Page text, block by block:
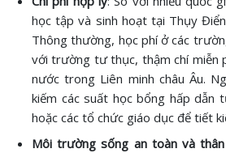
học tập và sinh hoạt tại Thụy
Thông thường, học phí ở các
với trường tư thục, thậm chí miễn
nước trong Liên minh châu Âu.
kiếm các suất học bổng hấp dẫn
hoặc các tổ chức giáo dục để tiết
Môi trường sống an toàn và